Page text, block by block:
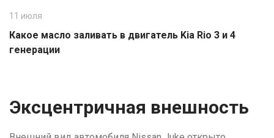
11 июля
Какое масло заливать в двигатель Kia Rio 3 и 4
генерации
Эксцентричная внешность